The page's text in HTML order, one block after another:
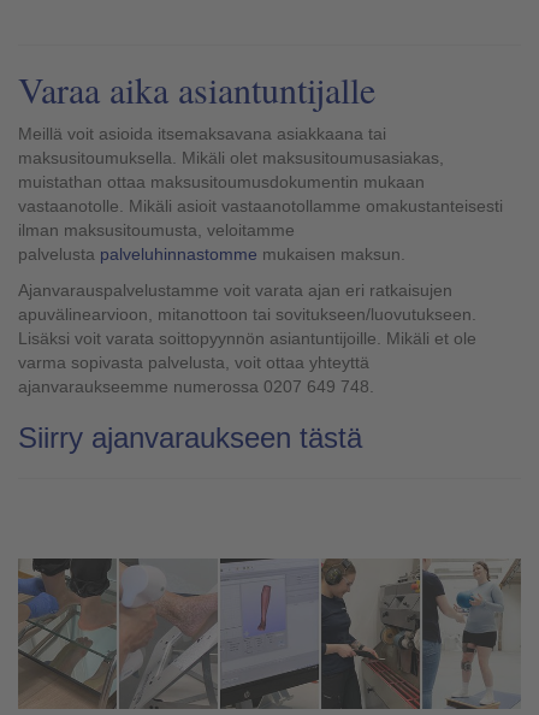
Varaa aika asiantuntijalle
Meillä voit asioida itsemaksavana asiakkaana tai
maksusitoumuksella. Mikäli olet maksusitoumusasiakas,
muistathan ottaa maksusitoumusdokumentin mukaan
vastaanotolle. Mikäli asioit vastaanotollamme omakustanteisesti
ilman maksusitoumusta, veloitamme
palvelusta palveluhinnastomme mukaisen maksun.
Ajanvarauspalvelustamme voit varata ajan eri ratkaisujen
apuvälinearvioon, mitanottoon tai sovitukseen/luovutukseen.
Lisäksi voit varata soittopyynnön asiantuntijoille. Mikäli et ole
varma sopivasta palvelusta, voit ottaa yhteyttä
ajanvaraukseemme numerossa 0207 649 748.
Siirry ajanvaraukseen tästä